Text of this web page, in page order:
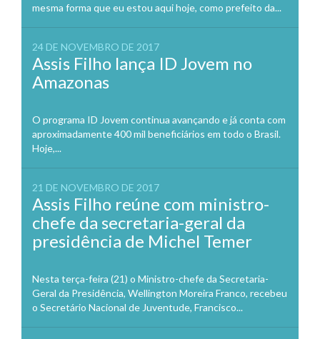
mesma forma que eu estou aqui hoje, como prefeito da...
24 DE NOVEMBRO DE 2017
Assis Filho lança ID Jovem no
Amazonas
O programa ID Jovem continua avançando e já conta com
aproximadamente 400 mil beneficiários em todo o Brasil.
Hoje,...
21 DE NOVEMBRO DE 2017
Assis Filho reúne com ministro-
chefe da secretaria-geral da
presidência de Michel Temer
Nesta terça-feira (21) o Ministro-chefe da Secretaria-
Geral da Presidência, Wellington Moreira Franco, recebeu
o Secretário Nacional de Juventude, Francisco...